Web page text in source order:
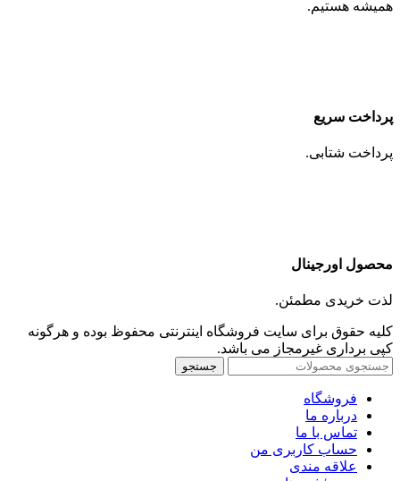
همیشه هستیم.
پرداخت سریع
پرداخت شتابی.
محصول اورجینال
لذت خریدی مطمئن.
کلیه حقوق برای سایت فروشگاه اینترنتی محفوظ بوده و هرگونه
کپی برداری غیرمجاز می باشد.
جستجو
فروشگاه
درباره ما
تماس با ما
حساب کاربری من
علاقه مندی